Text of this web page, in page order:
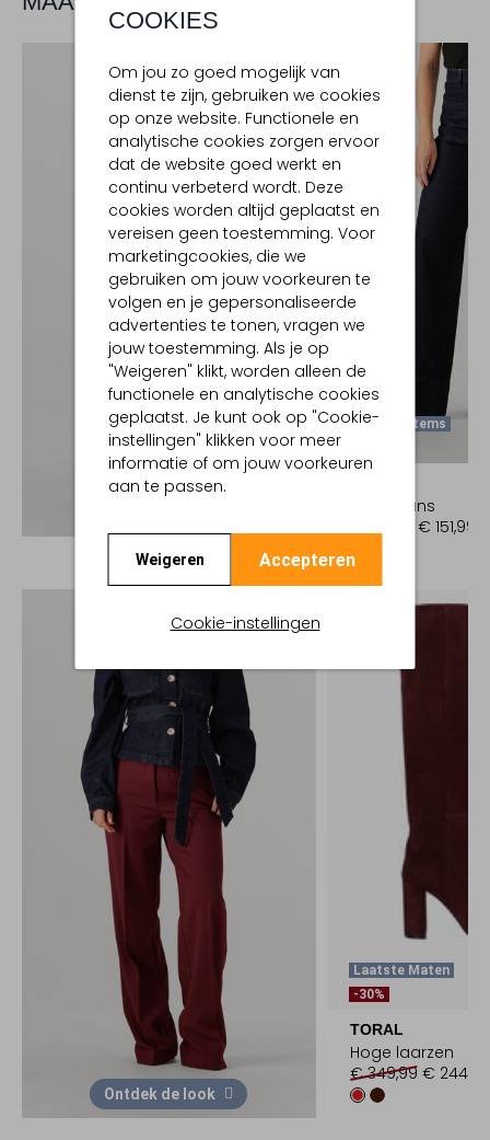
COOKIES
Om jou zo goed mogelijk van
dienst te zijn, gebruiken we cookies
op onze website. Functionele en
analytische cookies zorgen ervoor
dat de website goed werkt en
continu verbeterd wordt. Deze
cookies worden altijd geplaatst en
vereisen geen toestemming. Voor
marketingcookies, die we
gebruiken om jouw voorkeuren te
volgen en je gepersonaliseerde
advertenties te tonen, vragen we
jouw toestemming. Als je op
"Weigeren" klikt, worden alleen de
functionele en analytische cookies
geplaatst. Je kunt ook op "Cookie-
instellingen" klikken voor meer
informatie of om jouw voorkeuren
aan te passen.
Weigeren Accepteren
Cookie-instellingen
Laatste Items
Wide jeans
€ 151,99
Ontdek de look
Laatste Maten
-30%
TORAL
Hoge laarzen
€ 349,99 € 244,99